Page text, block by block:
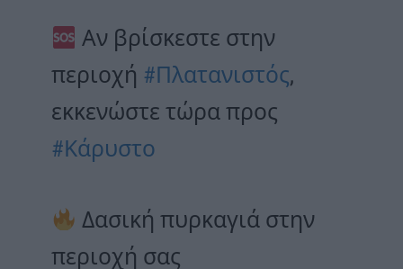
Αν βρίσκεστε στην
περιοχή #Πλατανιστός,
εκκενώστε τώρα προς
#Κάρυστο
Δασική πυρκαγιά στην
περιοχή σας